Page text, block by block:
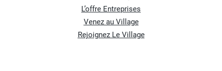
L’offre Entreprises
Venez au Village
Rejoignez Le Village